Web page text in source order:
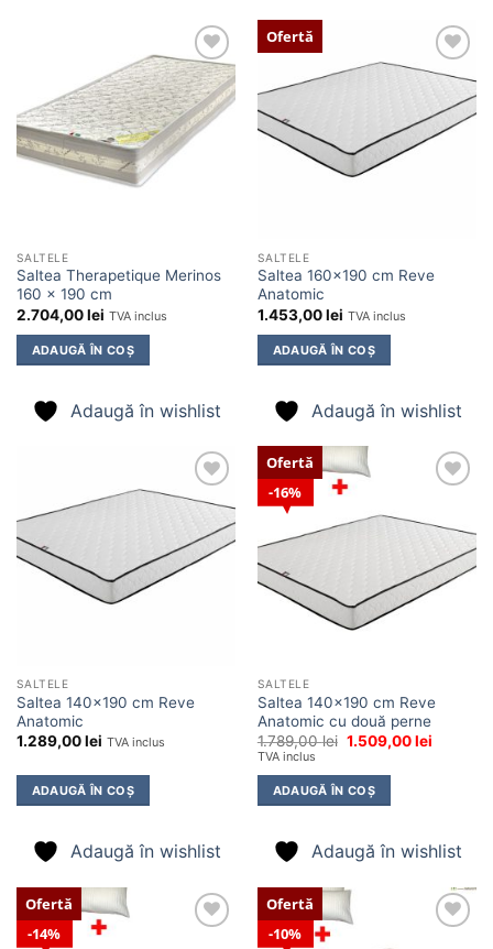
Adaugă
în
wishlist
SALTELE
Saltea Therapetique Merinos
160 x 190 cm
2.704,00lei TVA inclus
ADAUGĂ ÎN COȘ
Adaugă în wishlist
Ofertă
Adaugă
wishlist
SALTELE
Saltea 160×190 cm Reve
Anatomic
1.453,00lei TVA inclus
ADAUGĂ ÎN COȘ
Adaugă în wishlist
Adaugă
wishlist
SALTELE
Saltea 140×190 cm Reve
Anatomic
1.289,00lei TVA inclus
ADAUGĂ ÎN COȘ
Adaugă în wishlist
16%
Ofertă
wishlist
SALTELE
Saltea 140×190 cm Reve
Anatomic cu două perne
1.789,00lei Prețul
fost:
1.789,00 lei.
1.509,00leiPrețul
TVA inclus
ADAUGĂ ÎN COȘ
Adaugă în wishlist
14%
Ofertă
10%
Ofertă